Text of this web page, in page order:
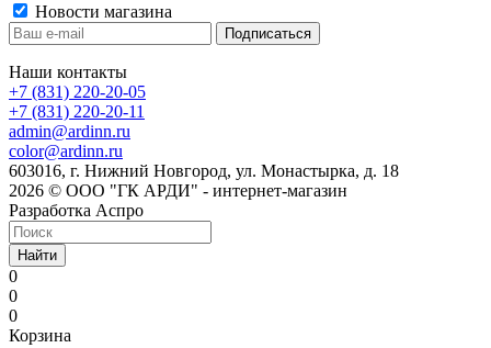
Новости магазина
Наши контакты
+7 (831) 220-20-05
+7 (831) 220-20-11
admin@ardinn.ru
color@ardinn.ru
603016, г. Нижний Новгород, ул. Монастырка, д. 18
2026 © ООО "ГК АРДИ" - интернет-магазин
Разработка Аспро
Найти
0
0
0
Корзина